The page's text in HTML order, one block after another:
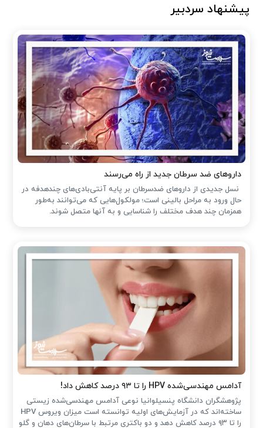
پیشنهاد سردبیر
داروهای ضد سرطان جدید از راه می‌رسند
نسل جدیدی از داروهای ضدسرطان بر پایه آنتی‌بادی‌های چندهدفه در
حال ورود به مراحل بالینی است؛ مولکول‌هایی که می‌توانند به‌طور
همزمان چند هدف مختلف را شناسایی و به آنها متصل شوند.
آدامس مهندسی‌شده‌ HPV را تا ۹۳ درصد کاهش داد!
پژوهشگران دانشگاه پنسیلوانیا نوعی آدامس مهندسی‌شده زیستی
ساخته‌اند که در آزمایش‌های اولیه توانسته است میزان ویروس HPV
را تا ۹۳ درصد کاهش دهد و دو باکتری مرتبط با سرطان‌های دهان و گلو